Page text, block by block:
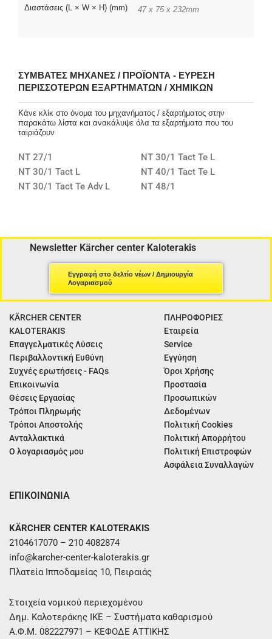
Διαστάσεις (L × W × H) (mm) 47 x 75 x 232mm
ΣΥΜΒΑΤΈΣ ΜΗΧΑΝΈΣ / ΠΡΟΪΌΝΤΑ - ΕΎΡΕΣΗ
ΠΕΡΙΣΣΌΤΕΡΩΝ ΕΞΑΡΤΗΜΆΤΩΝ / ΧΗΜΙΚΏΝ
Κάνε κλίκ στο όνομα του μηχανήματος / εξαρτήματος στην
παρακάτω λίστα και ανακάλυψε όλα τα εξαρτήματα που του
ταιριάζουν
NT 27/1
NT 30/1 Tact L
NT 30/1 Tact Te Adv L
NT 30/1 Tact Te L
NT 40/1 Tact Te L
NT 48/1
Newsletter Kärcher center Kaloterakis
Εγγραφή στο δελτίο νέων / Δημιουργία
Λογαριασμού
KÄRCHER CENTER
KALOTERAKIS
Επαγγελματικές Λύσεις
Περιβαλλοντική Ευθύνη
Συχνές ερωτήσεις - FAQs
Επικοινωνία
Θέσεις Εργασίας
Τρόποι Πληρωμής
Τρόποι Αποστολής
Ανταλλακτικά
Ο λογαριασμός μου
ΠΛΗΡΟΦΟΡΙΕΣ
Εταιρεία
Service
Εγγύηση
Όροι Χρήσης
Προστασία
Προσωπικών
Δεδομένων
Πολιτική Cookies
Πολιτική Απορρήτου
Πολιτική Επιστροφών
Ασφάλεια Συναλλαγών
ΕΠΙΚΟΙΝΩΝΙΑ
KÄRCHER CENTER KALOTERAKIS
2104617070 – 210 4082874
info@karcher-center-kaloterakis.gr
Πλατεία Ιπποδαμείας 10, Πειραιάς
Στοιχεία νομικού περιεχομένου
Δημ. Καλοτεράκης ΙΚΕ – Συστήματα καθαρισμού
Α.Φ.Μ. 082227971 – ΚΕΦΟΔΕ ΑΤΤΙΚΗΣ